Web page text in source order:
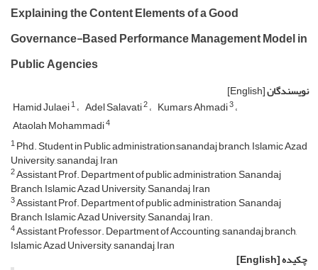
Explaining the Content Elements of a Good
Governance-Based Performance Management Model in
Public Agencies
نویسندگان[English]
Hamid Julaei1 Adel Salavati2 Kumars Ahmadi3
Ataolah Mohammadi4
1Phd. Student in Public administration,sanandaj branch, Islamic Azad
University, sanandaj, Iran
2Assistant Prof. Department of public administration, Sanandaj
Branch, Islamic Azad University, Sanandaj, Iran
3Assistant Prof. Department of public administration, Sanandaj
Branch, Islamic Azad University, Sanandaj, Iran.
4Assistant Professor. Department of Accounting, sanandaj branch,
Islamic Azad University, sanandaj, Iran
چکیده[English]